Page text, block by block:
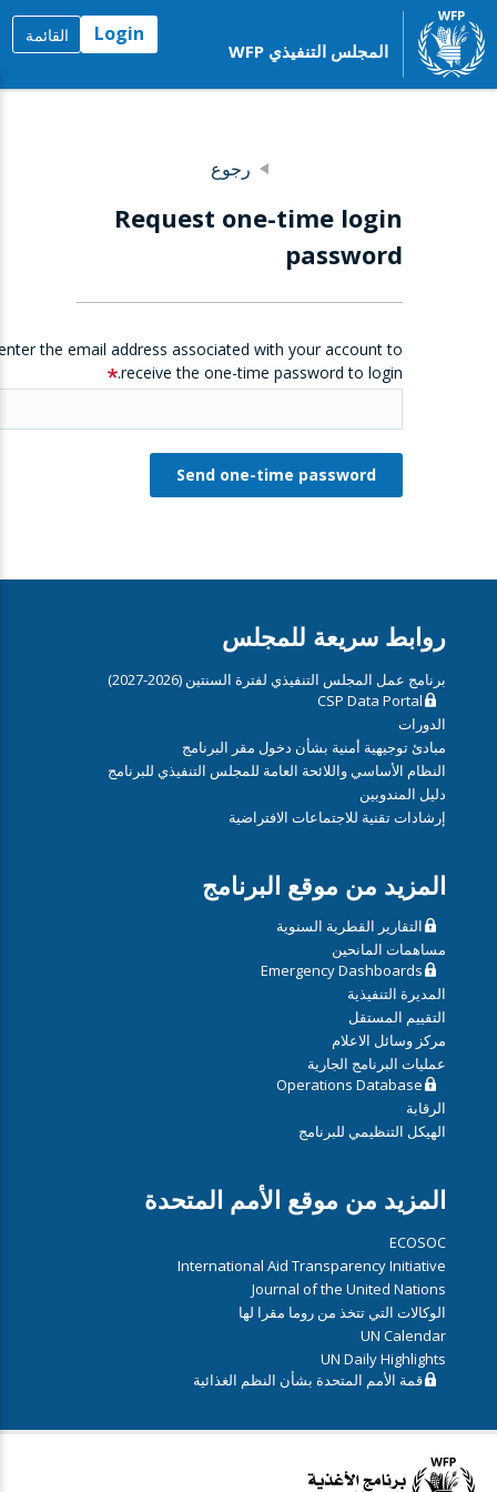
المجلس التنفيذي WFP
Login القائمة
رجوع
Request one-time login
password
the email address associated with your account to
receive the one-time password to login.
روابط سريعة للمجلس
برنامج عمل المجلس التنفيذي لفترة السنتين (2026-2027)
CSP Data Portal
الدورات
مبادئ توجيهية أمنية بشأن دخول مقر البرنامج
النظام الأساسي واللائحة العامة للمجلس التنفيذي للبرنامج
دليل المندوبين
إرشادات تقنية للاجتماعات الافتراضية
المزيد من موقع البرنامج
التقارير القطرية السنوية
مساهمات المانحين
Emergency Dashboards
المديرة التنفيذية
التقييم المستقل
مركز وسائل الاعلام
عمليات البرنامج الجارية
Operations Database
الرقابة
الهيكل التنظيمي للبرنامج
المزيد من موقع الأمم المتحدة
ECOSOC
International Aid Transparency Initiative
Journal of the United Nations
الوكالات التي تتخذ من روما مقرا لها
UN Calendar
UN Daily Highlights
قمة الأمم المتحدة بشأن النظم الغذائية